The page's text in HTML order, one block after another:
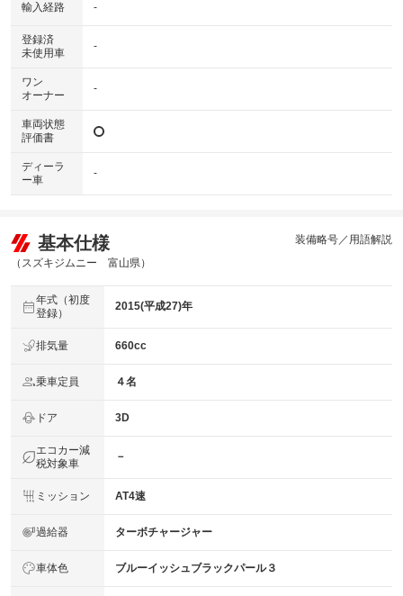
輸入経路 -
登録済
未使用車
-
ワン
オーナー
-
車両状態
評価書
ディーラ
ー車
-
基本仕様
（スズキジムニー 富山県）
装備略号／用語解説
年式（初度
登録）
2015(平成27)年
排気量 660cc
乗車定員 ４名
ドア 3D
エコカー減
税対象車
－
ミッション AT4速
過給器 ターボチャージャー
車体色 ブルーイッシュブラックパール３